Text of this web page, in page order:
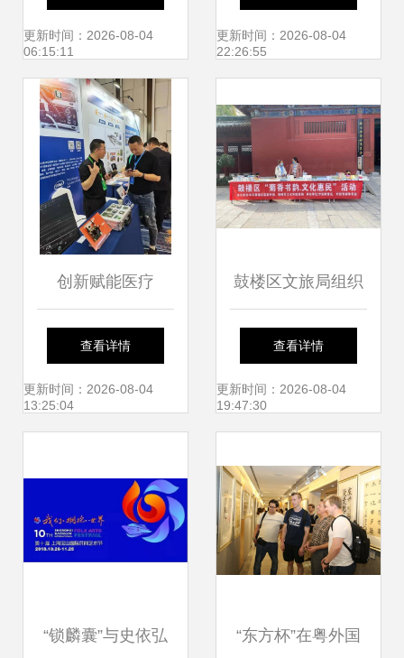
节禁毒主题插花活
动
更新时间：2026-08-04
06:15:11
——四川文化艺术
原一行到访我校记
略
更新时间：2026-08-04
22:26:55
创新赋能医疗
Enclustra闪耀亮相
2024医用内窥镜技
查看详情
更新时间：2026-08-04
13:25:04
鼓楼区文旅局组织
开展文化惠民活动
搭建文化艺术交流
查看详情
更新时间：2026-08-04
19:47:30
“锁麟囊”与史依弘 “东方杯”在粤外国